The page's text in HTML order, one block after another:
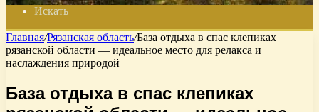
Искать
Главная/Рязанская область/База отдыха в спас клепиках
рязанской области — идеальное место для релакса и
наслаждения природой
База отдыха в спас клепиках